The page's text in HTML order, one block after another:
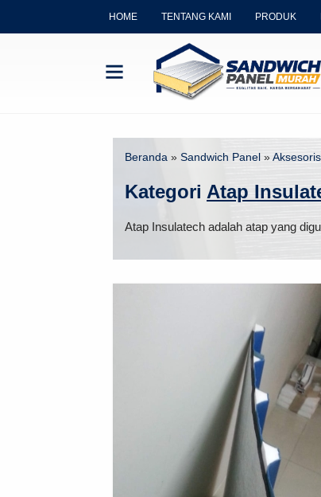
HOME TENTANG KAMI PRODUK
Beranda » Sandwich Panel » Aksesoris
Kategori Atap
Atap Insulatech adalah atap yang